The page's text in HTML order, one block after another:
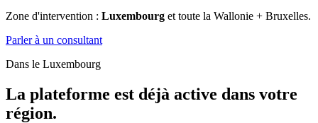
Zone d'intervention : Luxembourg et toute la Wallonie + Bruxelles.
Parler à un consultant
Dans le Luxembourg
La plateforme est déjà active dans votre
région.